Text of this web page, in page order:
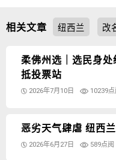
相关文章 纽西兰 改
柔佛州选｜选民身
抵投票站
2026年7月10日 10239点
恶劣天气肆虐 纽西
2026年6月27日 589点阅